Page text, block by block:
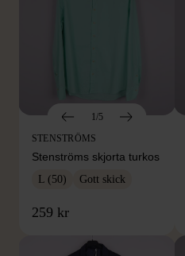
1/5
STENSTRÖMS
Stenströms skjorta turkos
L (50) Gott skick
259 kr